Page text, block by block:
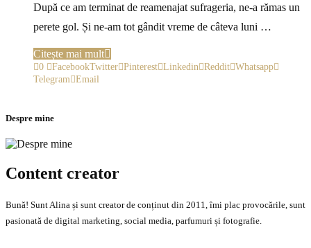
După ce am terminat de reamenajat sufrageria, ne-a rămas un
perete gol. Și ne-am tot gândit vreme de câteva luni …
Citește mai mult
0 FacebookTwitter Pinterest Linkedin Reddit Whatsapp
Telegram Email
Despre mine
Content creator
Bună! Sunt Alina și sunt creator de conținut din 2011, îmi plac provocările, sunt
pasionată de digital marketing, social media, parfumuri și fotografie.